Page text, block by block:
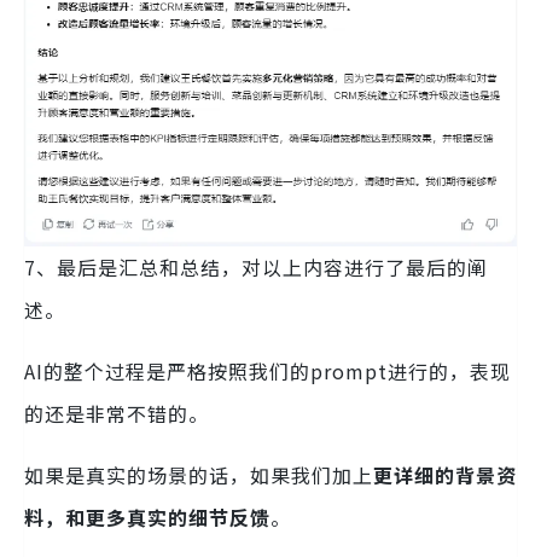
7、最后是汇总和总结，对以上内容进行了最后的阐
述。
AI的整个过程是严格按照我们的prompt进行的，表现
的还是非常不错的。
如果是真实的场景的话，如果我们加上更详细的背景资
料，和更多真实的细节反馈。